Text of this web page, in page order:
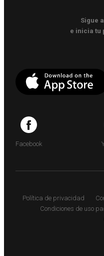
Sigue
e inicia tu
Facebook
Política de privacidad
Condiciones de uso